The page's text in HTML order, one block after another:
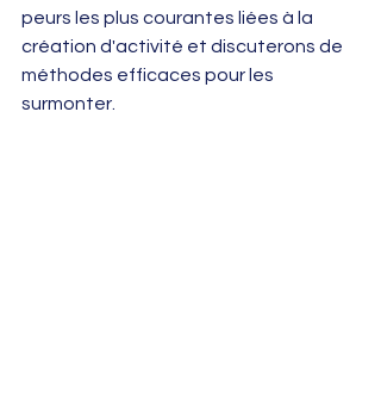
peurs les plus courantes liées à la
création d'activité et discuterons de
méthodes efficaces pour les
surmonter.